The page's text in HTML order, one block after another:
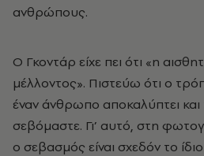
ανθρώπους.
Ο Γκοντάρ είχε πει ότι «η
μέλλοντος». Πιστεύω ότι ο
έναν άνθρωπο αποκαλύπτει
σεβόμαστε. Γι’ αυτό, στη
ο σεβασμός είναι σχεδόν το